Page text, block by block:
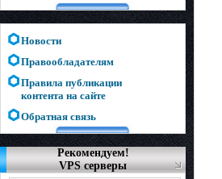
Новости
Правообладателям
Правила публикации
контента на сайте
Обратная связь
Рекомендуем!
VPS серверы